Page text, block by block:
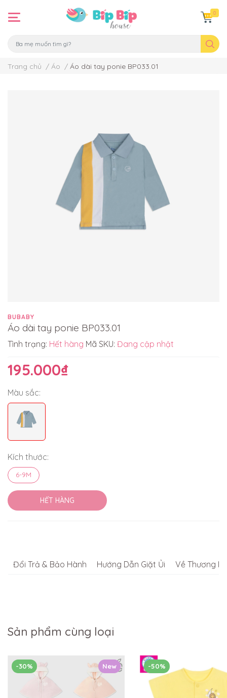
0
Trang chủ / Áo / Áo dài tay ponie BP033.01
BUBABY
Áo dài tay ponie BP033.01
Tình trạng: Hết hàng Mã SKU: Đang cập nhật
195.000₫
Màu sắc:
Kích thước:
6-9M
HẾT HÀNG
Đổi Trả & Bảo Hành Hướng Dẫn Giặt Ủi Về Thương
Sản phẩm cùng loại
New
-30% -50%